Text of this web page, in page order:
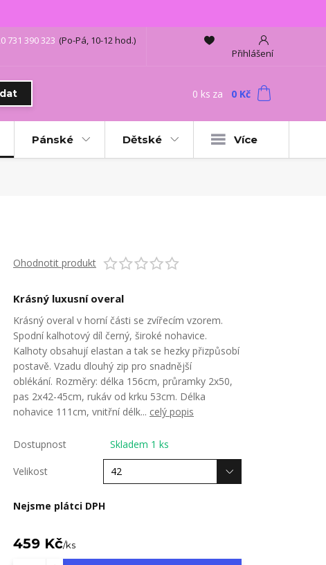
Přihlášení
731 390 323 (Po-Pá, 10-12 hod.)
0 ks za 0 Kč
Pánské Dětské Více
Ohodnotit produkt
Krásný luxusní overal
Krásný overal v horní části se zvířecím vzorem.
Spodní kalhotový díl černý, široké nohavice.
Kalhoty obsahují elastan a tak se hezky přizpůsobí
postavě. Vzadu dlouhý zip pro snadnější
oblékání. Rozměry: délka 156cm, průramky 2x50,
pas 2x42-45cm, rukáv od krku 53cm. Délka
nohavice 111cm, vnitřní délk... celý popis
Dostupnost Skladem 1 ks
Velikost
Nejsme plátci DPH
459 Kč/ks